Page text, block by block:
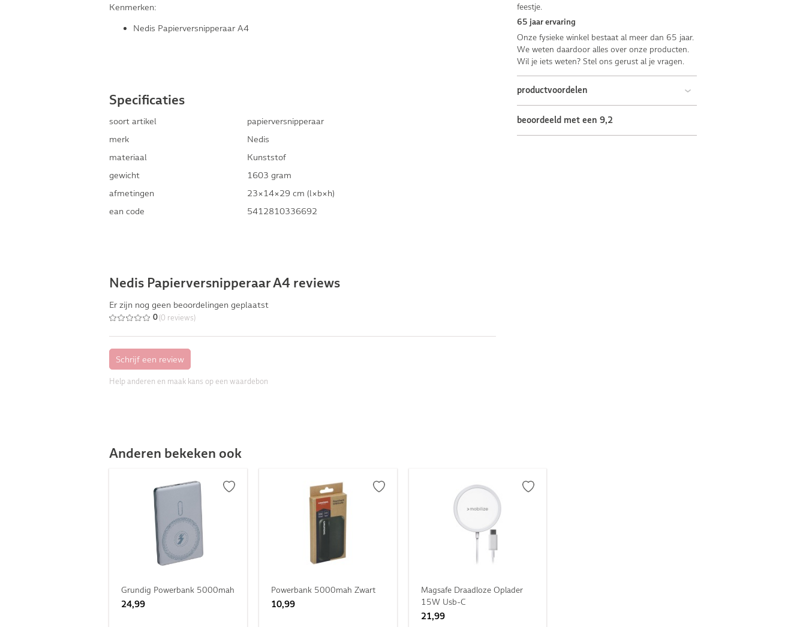
Kenmerken:
Nedis Papierversnipperaar A4
Specificaties
soort artikel
papierversnipperaar
merk
Nedis
materiaal
Kunststof
gewicht
1603 gram
afmetingen
23×14×29 cm (l×b×h)
ean code
5412810336692
Nedis Papierversnipperaar A4 reviews
Er zijn nog geen beoordelingen geplaatst
0 (0 reviews)
Help anderen en maak kans op een waardebon
feestje.
65 jaar ervaring
Onze fysieke winkel bestaat al meer dan 65 jaar.
We weten daardoor alles over onze producten.
Wil je iets weten? Stel ons gerust al je vragen.
productvoordelen
beoordeeld met een 9,2
Anderen bekeken ook
Grundig Powerbank 5000mah
24,99
Powerbank 5000mah Zwart
10,99
Magsafe Draadloze Oplader
15W Usb-C
21,99